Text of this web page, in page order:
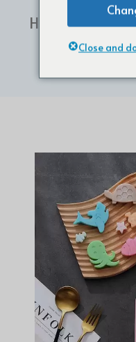
Home/
Close and